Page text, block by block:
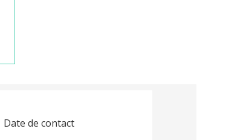
Date de contact